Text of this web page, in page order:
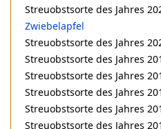
Streuobstsorte des Jahres
Zwiebelapfel
Streuobstsorte des Jahres
Streuobstsorte des Jahres
Streuobstsorte des Jahres
Streuobstsorte des Jahres
Streuobstsorte des Jahres
Streuobstsorte des Jahres